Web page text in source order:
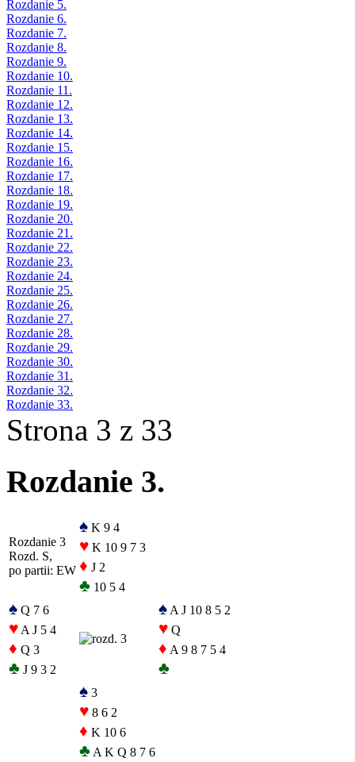
Rozdanie 5.
Rozdanie 6.
Rozdanie 7.
Rozdanie 8.
Rozdanie 9.
Rozdanie 10.
Rozdanie 11.
Rozdanie 12.
Rozdanie 13.
Rozdanie 14.
Rozdanie 15.
Rozdanie 16.
Rozdanie 17.
Rozdanie 18.
Rozdanie 19.
Rozdanie 20.
Rozdanie 21.
Rozdanie 22.
Rozdanie 23.
Rozdanie 24.
Rozdanie 25.
Rozdanie 26.
Rozdanie 27.
Rozdanie 28.
Rozdanie 29.
Rozdanie 30.
Rozdanie 31.
Rozdanie 32.
Rozdanie 33.
Strona 3 z 33
Rozdanie 3.
Rozdanie 3
Rozd. S,
po partii: EW
♠ K 9 4
♥ K 10 9 7 3
♦ J 2
♣ 10 5 4
♠ Q 7 6
♥ A J 5 4
♦ Q 3
♣ J 9 3 2
♠ A J 10 8 5 2
♥ Q
♦ A 9 8 7 5 4
♣
♠ 3
♥ 8 6 2
♦ K 10 6
♣ A K Q 8 7 6